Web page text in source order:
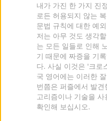
내가 가진 한 가지 진
로든 허용되지 않는
문법 규칙에 대한 예
저는 아무 것도 생각
는 모든 일들로 인해
기 때문에 짜증을 기
다. 사실 이것은 '크
국 영어에는 이러한
번쯤은 퍼즐에서 발
고리즘이나 기술을
확인해 보십시오.